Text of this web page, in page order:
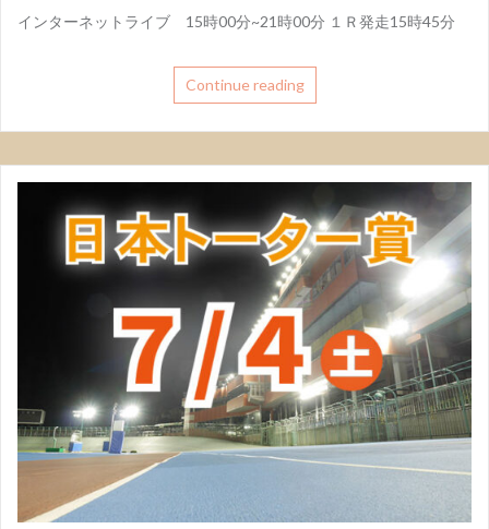
インターネットライブ 15時00分~21時00分 １Ｒ発走15時45分
Continue reading